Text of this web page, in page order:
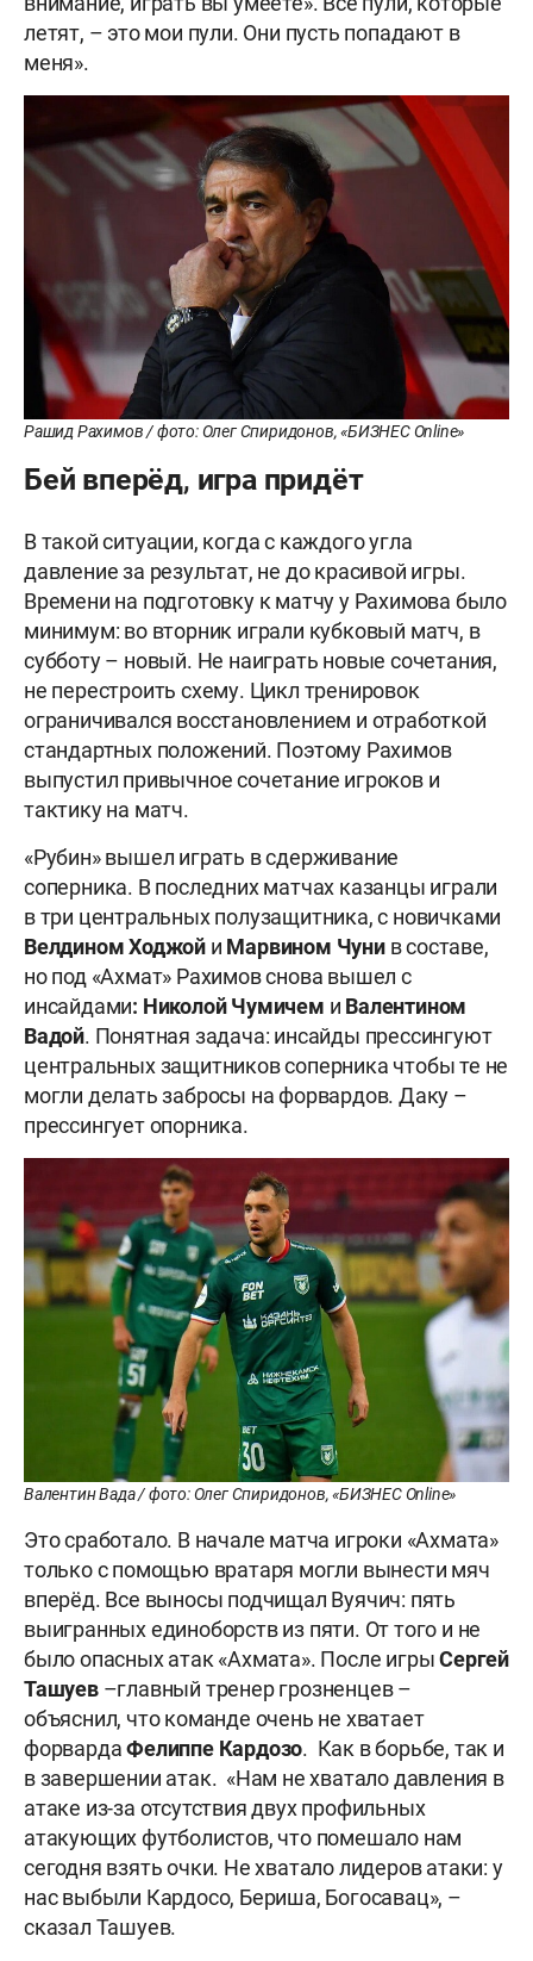
летят, – это мои пули. Они пусть попадают в
меня».
Рашид Рахимов / фото: Олег Спиридонов, «БИЗНЕС Online»
Бей вперёд, игра придёт
В такой ситуации, когда с каждого угла
давление за результат, не до красивой игры.
Времени на подготовку к матчу у Рахимова было
минимум: во вторник играли кубковый матч, в
субботу – новый. Не наиграть новые сочетания,
не перестроить схему. Цикл тренировок
ограничивался восстановлением и отработкой
стандартных положений. Поэтому Рахимов
выпустил привычное сочетание игроков и
тактику на матч.
«Рубин» вышел играть в сдерживание
соперника. В последних матчах казанцы играли
в три центральных полузащитника, с новичками
Велдином Ходжой и Марвином Чуни в составе,
но под «Ахмат» Рахимов снова вышел с
инсайдами: Николой Чумичем и Валентином
Вадой. Понятная задача: инсайды прессингуют
центральных защитников соперника чтобы те не
могли делать забросы на форвардов. Даку –
прессингует опорника.
Валентин Вада / фото: Олег Спиридонов, «БИЗНЕС Online»
Это сработало. В начале матча игроки «Ахмата»
только с помощью вратаря могли вынести мяч
вперёд. Все выносы подчищал Вуячич: пять
выигранных единоборств из пяти. От того и не
было опасных атак «Ахмата». После игрыСергей
Ташуев–главный тренер грозненцев –
объяснил, что команде очень не хватает
форвардаФелиппе Кардозо. Как в борьбе, так и
в завершении атак. «Нам не хватало давления в
атаке из-за отсутствия двух профильных
атакующих футболистов, что помешало нам
сегодня взять очки. Не хватало лидеров атаки: у
нас выбыли Кардосо, Бериша, Богосавац», –
сказал Ташуев.